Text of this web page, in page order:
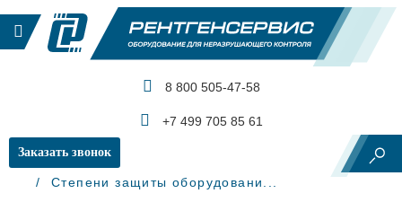
8 800 505-47-58
+7 499 705 85 61
Заказать звонок
Главная
Блог
Степени защиты оборудовани...